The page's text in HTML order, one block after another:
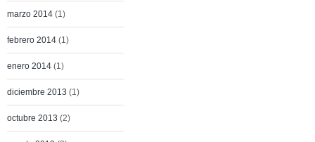
marzo 2014 (1)
febrero 2014 (1)
enero 2014 (1)
diciembre 2013 (1)
octubre 2013 (2)